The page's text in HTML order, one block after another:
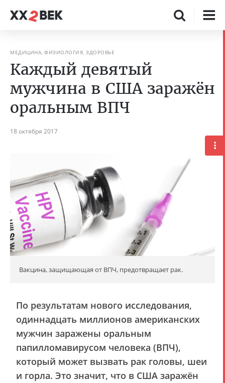
МЕДИЦИНА, ФИЗИОЛОГИЯ, ЗДОРОВЬЕ
Каждый девятый
мужчина в США заражён
оральным ВПЧ
18 октября 2017
Вакцина, защищающая от ВПЧ, предотвращает рак.
По результатам нового исследования,
одиннадцать миллионов американских
мужчин заражены оральным
папилломавирусом человека (ВПЧ),
который может вызвать рак головы, шеи
и горла. Это значит, что в США заражён